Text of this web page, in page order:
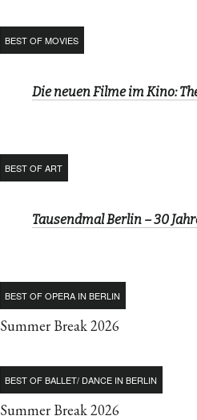
BEST OF MOVIES
Die neuen Filme im Kino:
BEST OF ART
Tausendmal Berlin – 30
BEST OF OPERA IN BERLIN
Summer Break 2026
BEST OF BALLET/ DANCE IN BERLIN
Summer Break 2026